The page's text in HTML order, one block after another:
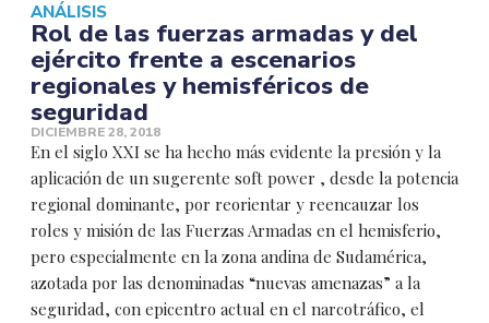
ANÁLISIS
Rol de las fuerzas armadas y del
ejército frente a escenarios
regionales y hemisféricos de
seguridad
DICIEMBRE 28, 2018
En el siglo XXI se ha hecho más evidente la presión y la
aplicación de un sugerente soft power , desde la potencia
regional dominante, por reorientar y reencauzar los
roles y misión de las Fuerzas Armadas en el hemisferio,
pero especialmente en la zona andina de Sudamérica,
azotada por las denominadas “nuevas amenazas” a la
seguridad, con epicentro actual en el narcotráfico, el